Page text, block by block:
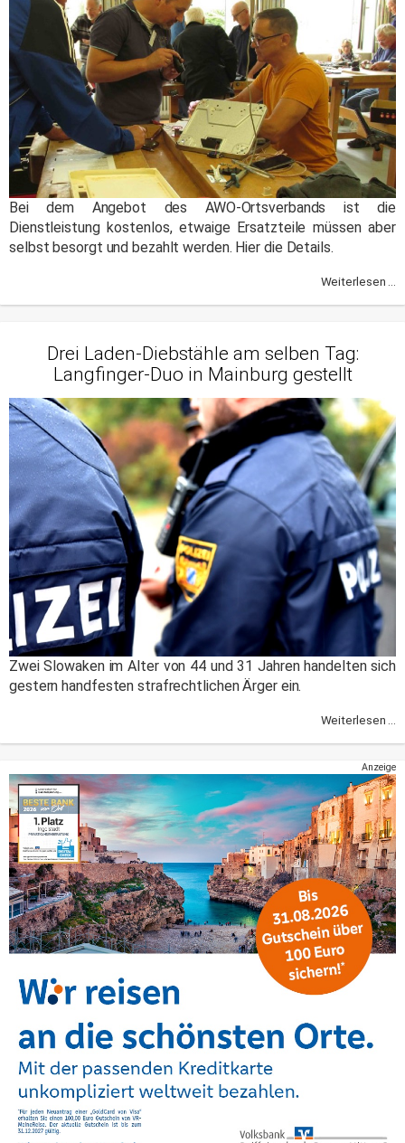
Bei dem Angebot des AWO-Ortsverbands ist die
Dienstleistung kostenlos, etwaige Ersatzteile müssen aber
selbst besorgt und bezahlt werden. Hier die Details.
Weiterlesen ...
Drei Laden-Diebstähle am selben Tag:
Langfinger-Duo in Mainburg gestellt
Zwei Slowaken im Alter von 44 und 31 Jahren handelten sich
gestern handfesten strafrechtlichen Ärger ein.
Weiterlesen ...
Anzeige